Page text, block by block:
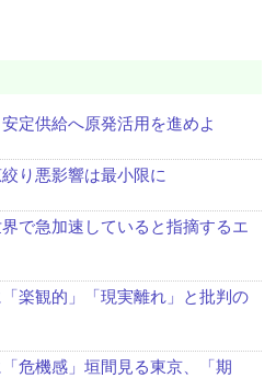
定供給へ原発活用を進めよ
り悪影響は最小限に
で急加速していると指摘するエ
楽観的」「現実離れ」と批判の
危機感」垣間見る東京、「期